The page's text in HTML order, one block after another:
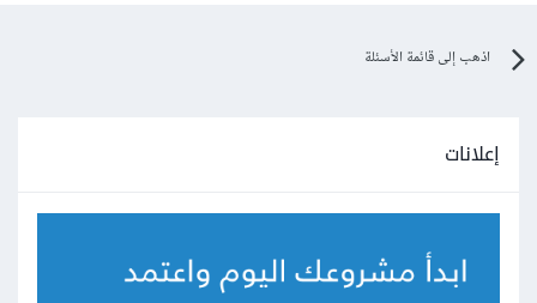
اذهب إلى قائمة الأسئلة
إعلانات